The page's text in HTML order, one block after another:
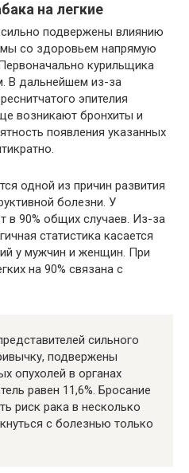
на легкие
подвержены влиянию
со здоровьем напрямую
курильщика
В дальнейшем из-за
эпителия
возникают бронхиты и
появления указанных
одной из причин развития
болезни. У
в 90% общих случаев. Из-за
статистика касается
у мужчин и женщин. При
на 90% связана с
сильного
подвержены
опухолей в органах
равен 11,6%. Бросание
риск рака в несколько
с болезнью только